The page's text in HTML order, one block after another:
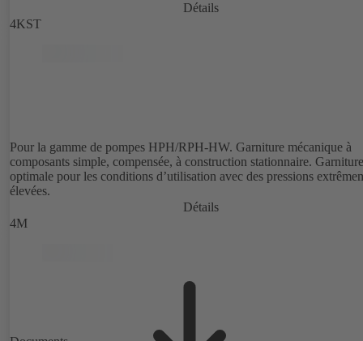
Détails
4KST
Pour la gamme de pompes HPH/RPH-HW. Garniture mécanique à
composants simple, compensée, à construction stationnaire. Garniture
optimale pour les conditions d’utilisation avec des pressions
élevées.
Détails
4M